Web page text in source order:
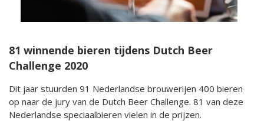
81 winnende bieren tijdens Dutch Beer
Challenge 2020
Dit jaar stuurden 91 Nederlandse brouwerijen 400 bieren
op naar de jury van de Dutch Beer Challenge. 81 van deze
Nederlandse speciaalbieren vielen in de prijzen.